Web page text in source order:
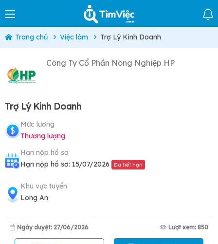
Trang chủ Việc làm Trợ Lý Kinh Doanh
Công Ty Cổ Phần Nông Nghiệp HP
Trợ Lý Kinh Doanh
Mức lương
Thương lượng
Hạn nộp hồ sơ
Hạn nộp hồ sơ: 15/07/2026
Đã hết hạn
Khu vực tuyển
Long An
Ngày duyệt: 27/06/2026 Lượt xem: 850